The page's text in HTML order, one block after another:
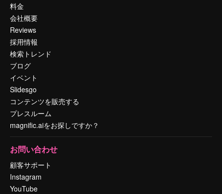
料金
会社概要
Reviews
採用情報
検索トレンド
ブログ
イベント
Slidesgo
コンテンツを販売する
プレスルーム
magnific.aiをお探しですか？
お問い合わせ
顧客サポート
Instagram
YouTube